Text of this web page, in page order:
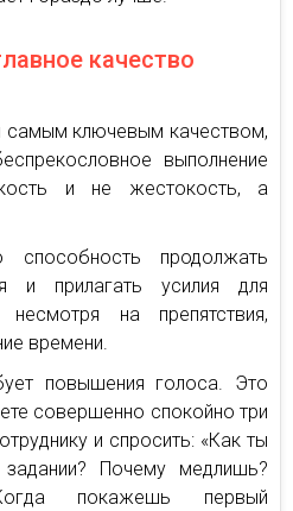
качество
самым ключевым качеством,
выполнение
и не жестокость, а
способность продолжать
и прилагать усилия для
несмотря на препятствия,
времени.
повышения голоса. Это
совершенно спокойно три
и спросить: «Как ты
Почему медлишь?
покажешь первый